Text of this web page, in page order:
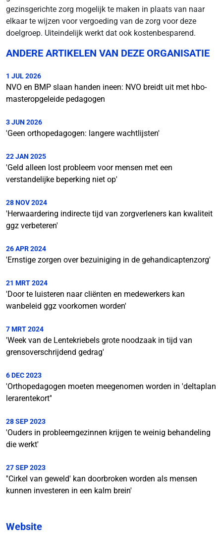
gezinsgerichte zorg mogelijk te maken in plaats van naar
elkaar te wijzen voor vergoeding van de zorg voor deze
doelgroep. Uiteindelijk werkt dat ook kostenbesparend.
ANDERE ARTIKELEN VAN DEZE ORGANISATIE
1 JUL 2026
NVO en BMP slaan handen ineen: NVO breidt uit met hbo-
masteropgeleide pedagogen
3 JUN 2026
'Geen orthopedagogen: langere wachtlijsten'
22 JAN 2025
'Geld alleen lost probleem voor mensen met een
verstandelijke beperking niet op'
28 NOV 2024
'Herwaardering indirecte tijd van zorgverleners kan kwaliteit
ggz verbeteren'
26 APR 2024
'Ernstige zorgen over bezuiniging in de gehandicaptenzorg'
21 MRT 2024
'Door te luisteren naar cliënten en medewerkers kan
wanbeleid ggz voorkomen worden'
7 MRT 2024
'Week van de Lentekriebels grote noodzaak in tijd van
grensoverschrijdend gedrag'
6 DEC 2023
'Orthopedagogen moeten meegenomen worden in 'deltaplan
lerarentekort''
28 SEP 2023
'Ouders in probleemgezinnen krijgen te weinig behandeling
die werkt'
27 SEP 2023
''Cirkel van geweld' kan doorbroken worden als mensen
kunnen investeren in een kalm brein'
Website